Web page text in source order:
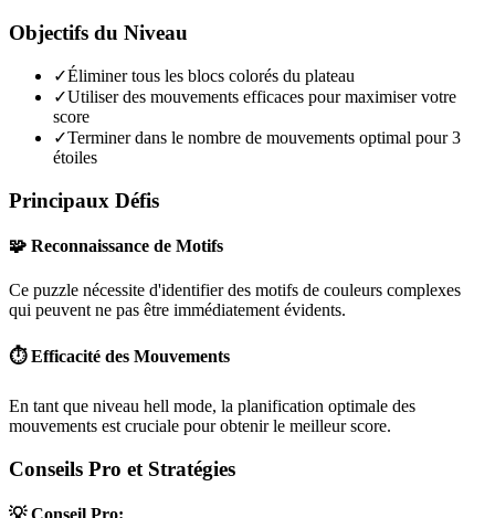
Objectifs du Niveau
✓Éliminer tous les blocs colorés du plateau
✓Utiliser des mouvements efficaces pour maximiser votre
score
✓Terminer dans le nombre de mouvements optimal pour 3
étoiles
Principaux Défis
🧩 Reconnaissance de Motifs
Ce puzzle nécessite d'identifier des motifs de couleurs complexes
qui peuvent ne pas être immédiatement évidents.
⏱️ Efficacité des Mouvements
En tant que niveau hell mode, la planification optimale des
mouvements est cruciale pour obtenir le meilleur score.
Conseils Pro et Stratégies